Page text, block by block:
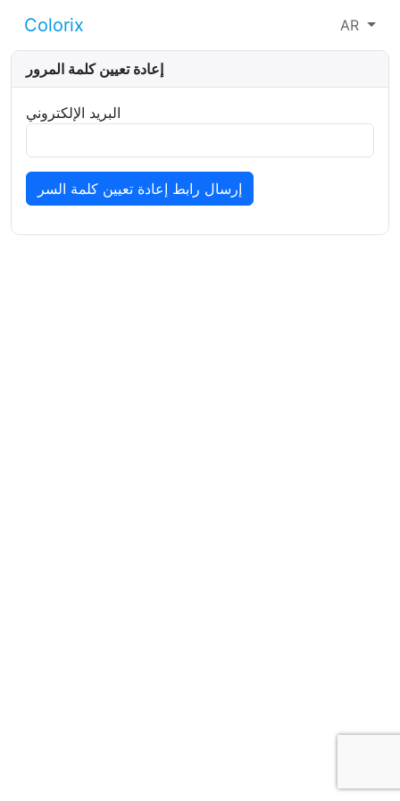
Colorix AR
إعادة تعيين كلمة المرور
البريد الإلكتروني
إرسال رابط إعادة تعيين كلمة السر